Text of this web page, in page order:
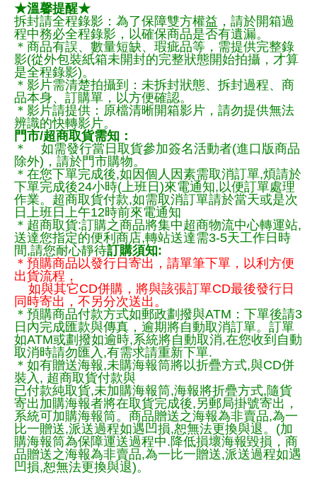
★溫馨提醒★
拆封請全程錄影：為了保障雙方權益，請於開箱過
程中務必全程錄影，以確保商品是否有遺漏。
＊商品有誤、數量短缺、瑕疵品等，需提供完整錄
影(從外包裝紙箱未開封的完整狀態開始拍攝，才算
是全程錄影)。
＊影片需清楚拍攝到：未拆封狀態、拆封過程、商
品本身、訂購單，以方便確認。
＊影片請提供：原檔清晰開箱影片，請勿提供無法
辨識的快轉影片。
門市/超商取貨需知：
＊ 如需發行當日取貨參加簽名活動者(進口版商品
除外)，請於門市購物。
＊在您下單完成後,如因個人因素需取消訂單,煩請於
下單完成後24小時(上班日)來電通知,以便訂單處理
作業。超商取貨付款,如需取消訂單請於當天或是次
日上班日上午12時前來電通知
＊超商取貨:訂購之商品將集中超商物流中心轉運站,
送達您指定的便利商店,轉站送達需3-5天工作日時
間,請您耐心靜待訂購須知:
＊預購商品以發行日寄出，請單筆下單，以利方便
出貨流程，
如與其它CD併購，將與該張訂單CD最後發行日
同時寄出，不另分次送出。
＊預購商品付款方式如郵政劃撥與ATM：下單後請3
日內完成匯款與傳真，逾期將自動取消訂單。訂單
如ATM或劃撥如逾時,系統將自動取消,在您收到自動
取消時請勿匯入,有需求請重新下單.
＊如有贈送海報,未購海報筒將以折疊方式,與CD併
裝入, 超商取貨付款與
已付款純取貨,未加購海報筒,海報將折疊方式,隨貨
寄出加購海報者將在取貨完成後,另郵局掛號寄出，
系統可加購海報筒。商品贈送之海報為非賣品,為一
比一贈送,派送過程如遇凹損,恕無法更換與退。(加
購海報筒為保障運送過程中.降低損壞海報毀損，商
品贈送之海報為非賣品,為一比一贈送,派送過程如遇
凹損,恕無法更換與退)。